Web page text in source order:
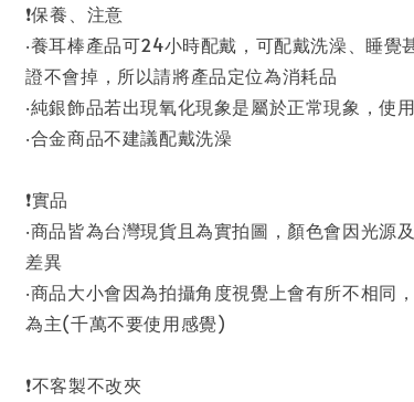
❗保養、注意
‧養耳棒產品可24小時配戴，可配戴洗澡、睡覺
證不會掉，所以請將產品定位為消耗品
‧純銀飾品若出現氧化現象是屬於正常現象，使
‧合金商品不建議配戴洗澡
❗實品
‧商品皆為台灣現貨且為實拍圖，顏色會因光源
差異
‧商品大小會因為拍攝角度視覺上會有所不相同
為主(千萬不要使用感覺)
❗不客製不改夾